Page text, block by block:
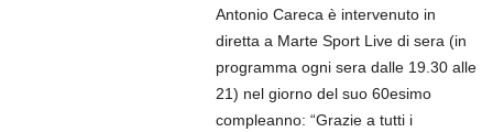
Antonio Careca è intervenuto in
diretta a Marte Sport Live di sera (in
programma ogni sera dalle 19.30 alle
21) nel giorno del suo 60esimo
compleanno: “Grazie a tutti i